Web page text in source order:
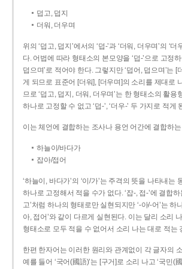
덥고, 덥지
더워, 더우며
위의 ‘덥고, 덥지’에서의 ‘덥-­’과 ‘더워, 더우며’의 ‘더
다. 어법에 따라 형태소의 본모양을 ‘덥-­’으로 고정
덥으며’로 적어야 한다. 그렇지만 ‘덥어, 덥으며’는 [
게 되므로 표준어 [더워], [더우며]의 소리를 제대로
므로 ‘덥고, 덥지, 더워, 더우며’는 한 형태소의 활용
하나로 고정할 수 없고 ‘덥-’, ‘더우-’ 두 가지로 적게
이는 체언에 결합하는 조사나 용언 어간에 결합하
하늘이/바다가
잡아/접어
‘하늘이, 바다가’의 ‘이/가’는 주격의 뜻을 나타내는
하나로 고정해서 적을 수가 없다. ‘잡-, 접-’에 결합하
고’처럼 하나의 형태로만 실현되지만 ‘-아/-어’는 하
아, 접어’와 같이 다르게 실현된다. 이는 달리 소리
형태소로 모두 적을 수 없어서 소리 나는 대로 적는
한편 한자어는 이러한 원리와 관계없이 각 글자의
예를 들어 ‘국어(國語)’는 [구거]로 소리 나고 ‘국민(